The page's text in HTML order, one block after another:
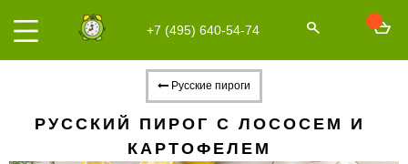
+7 (495) 640-54-74
Русские пироги
РУССКИЙ ПИРОГ С ЛОСОСЕМ И
КАРТОФЕЛЕМ